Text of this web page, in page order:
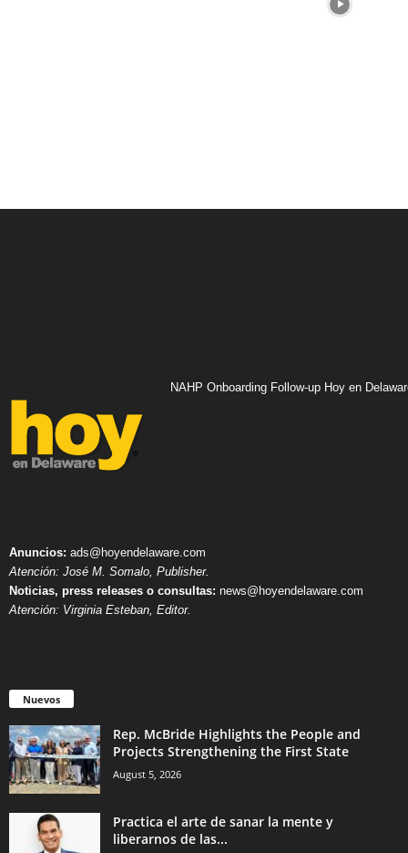
NAHP Onboarding Follow-up Hoy en
Anuncios: ads@hoyendelaware.com
Atención: José M. Somalo, Publisher.
Noticias, press releases o consultas: news@hoyendelaware.com
Atención: Virginia Esteban, Editor.
Nuevos
Rep. McBride Highlights the People and
Projects Strengthening the First State
August 5, 2026
Practica el arte de sanar la mente y
liberarnos de las...